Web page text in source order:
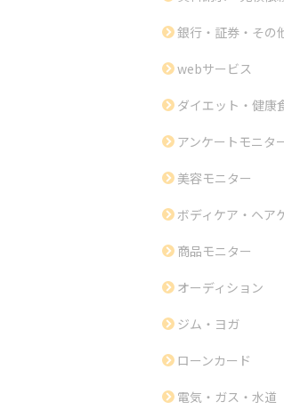
銀行・証券・その
webサービス
ダイエット・健康
アンケートモニタ
美容モニター
ボディケア・ヘア
商品モニター
オーディション
ジム・ヨガ
ローンカード
電気・ガス・水道